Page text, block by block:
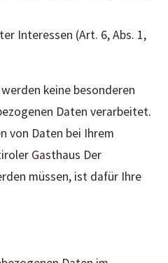
Interessen (Art. 6, Abs. 1,
keine besonderen
Daten verarbeitet.
von Daten bei Ihrem
Gasthaus Der
müssen, ist dafür Ihre